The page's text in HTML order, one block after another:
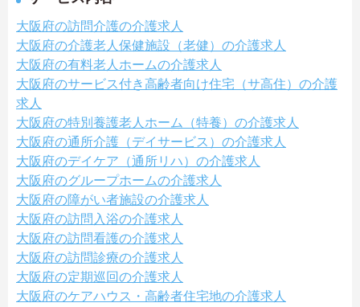
大阪府の訪問介護の介護求人
大阪府の介護老人保健施設（老健）の介護求人
大阪府の有料老人ホームの介護求人
大阪府のサービス付き高齢者向け住宅（サ高住）の介護
求人
大阪府の特別養護老人ホーム（特養）の介護求人
大阪府の通所介護（デイサービス）の介護求人
大阪府のデイケア（通所リハ）の介護求人
大阪府のグループホームの介護求人
大阪府の障がい者施設の介護求人
大阪府の訪問入浴の介護求人
大阪府の訪問看護の介護求人
大阪府の訪問診療の介護求人
大阪府の定期巡回の介護求人
大阪府のケアハウス・高齢者住宅地の介護求人